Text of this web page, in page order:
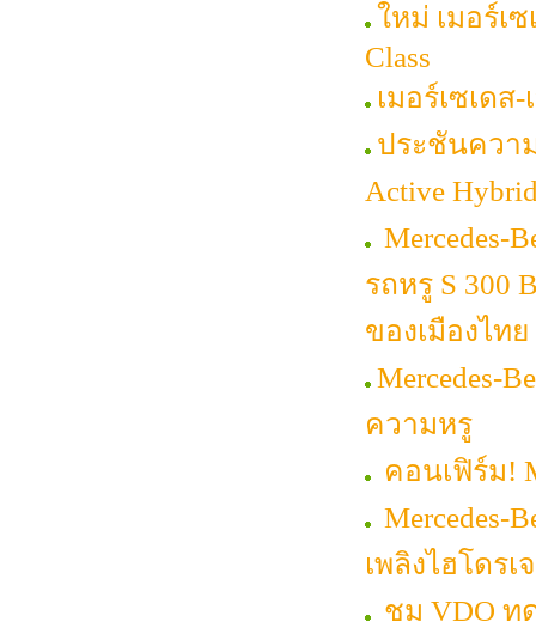
ใหม่ เมอร์เ
Class
เมอร์เซเด
ประชันควา
Active
Mercedes-
รถหรู S 300
ของเมืองไทย
Mercedes-
ความหรู
คอนเฟิร์ม!
Mercedes-
เพลิงไฮโดรเ
ชม VDO ท